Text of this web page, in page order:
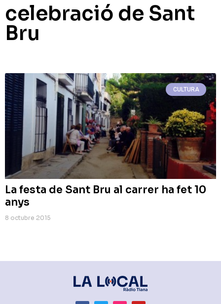
celebració de Sant
Bru
CULTURA
La festa de Sant Bru al carrer ha fet 10
anys
8 octubre 2015